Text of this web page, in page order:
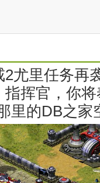
里任务再
挥官，你
里的DB之家